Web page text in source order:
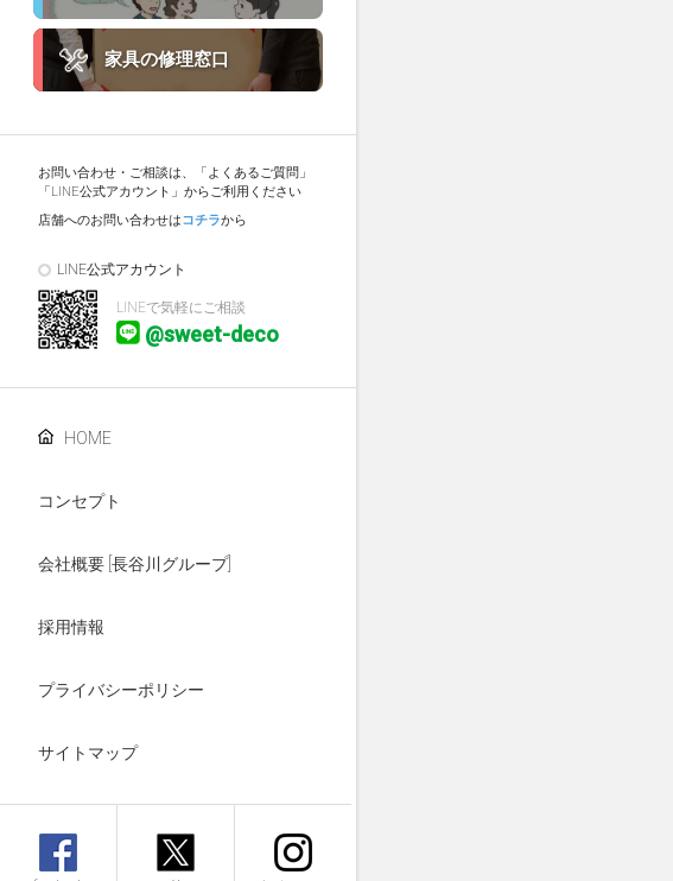
家具の修理窓口
お問い合わせ・ご相談は、「よくあるご質問」
「LINE公式アカウント」からご利用ください
店舗へのお問い合わせはコチラから
LINE公式アカウント
LINEで気軽にご相談
@sweet-deco
HOME
コンセプト
会社概要 [長谷川グループ]
採用情報
プライバシーポリシー
サイトマップ